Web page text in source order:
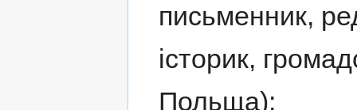
письменник,
історик,
Польща);